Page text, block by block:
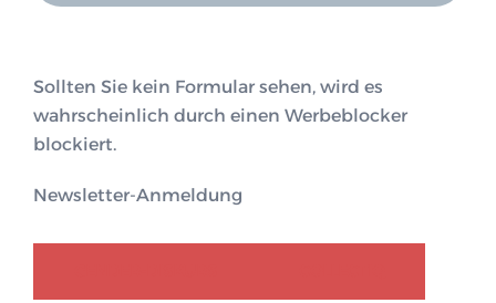
Sollten Sie kein Formular sehen, wird es
wahrscheinlich durch einen Werbeblocker
blockiert.
Newsletter-Anmeldung